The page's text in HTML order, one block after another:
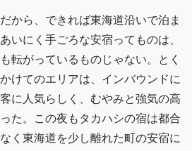
から、できれば東海道沿いで泊ま
いにく手ごろな安宿ってものは、
転がっているものじゃない。とく
けてのエリアは、インバウンドに
に人気らしく、むやみと強気の高
た。この夜もタカハシの宿は都合
く東海道を少し離れた町の安宿に